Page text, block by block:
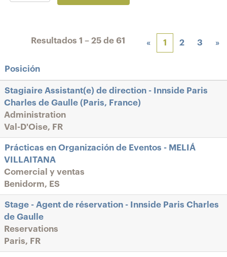
Resultados 1 – 25 de 61 « 1 2 3 »
Posición
Stagiaire Assistant(e) de direction - Innside Paris
Charles de Gaulle (Paris, France)
Administration
Val-D'Oise, FR
Prácticas en Organización de Eventos - MELIÁ
VILLAITANA
Comercial y ventas
Benidorm, ES
Stage - Agent de réservation - Innside Paris Charles
de Gaulle
Reservations
Paris, FR